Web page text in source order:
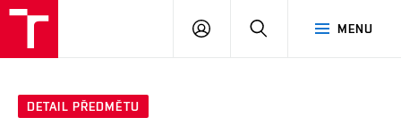
MENU
PŘIHLÁSIT
DETAIL PŘEDMĚTU